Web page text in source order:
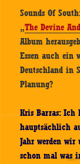
Sounds Of
„The Devine
Album
Essen auch
Deutschland in
Planung?
Kris Barras: Ich
hauptsächlich
Jahr werden wir
schon mal was